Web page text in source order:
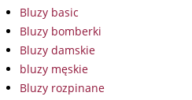
Bluzy basic
Bluzy bomberki
Bluzy damskie
bluzy męskie
Bluzy rozpinane